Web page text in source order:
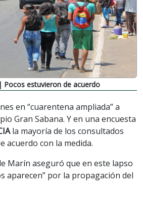
| Pocos estuvieron de acuerdo
en “cuarentena ampliada” a
Gran Sabana. Y en una encuesta
la mayoría de los consultados
acuerdo con la medida.
Marín aseguró que en este lapso
aparecen” por la propagación del